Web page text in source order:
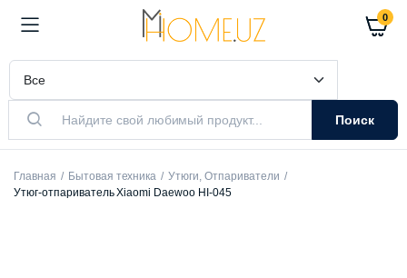
0
Поиск
Главная Бытовая техника
Утюги, Отпариватели
Утюг-отпариватель Xiaomi Daewoo HI-045